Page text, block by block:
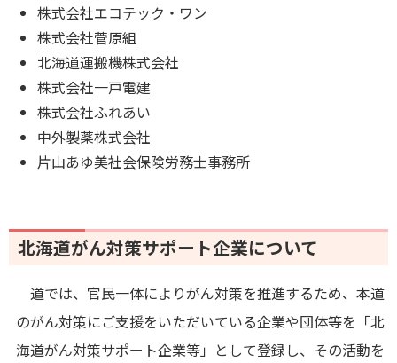
株式会社エコテック・ワン
株式会社菅原組
北海道運搬機株式会社
株式会社一戸電建
株式会社ふれあい
中外製薬株式会社
片山あゆ美社会保険労務士事務所
北海道がん対策サポート企業について
道では、官民一体によりがん対策を推進するため、本道
のがん対策にご支援をいただいている企業や団体等を「北
海道がん対策サポート企業等」として登録し、その活動を